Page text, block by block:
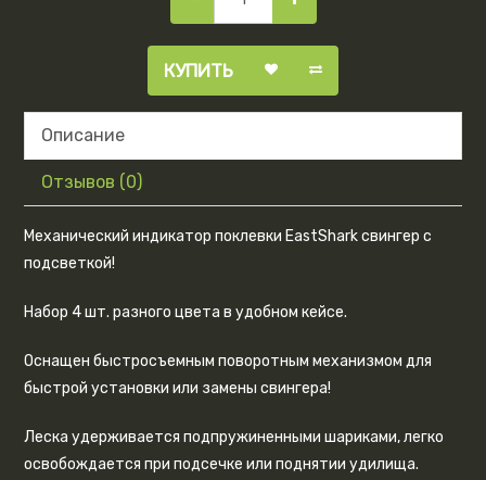
КУПИТЬ
Описание
Отзывов (0)
Механический индикатор поклевки EastShark свингер с
подсветкой!
Набор 4 шт. разного цвета в удобном кейсе.
Оснащен быстросъемным поворотным механизмом для
быстрой установки или замены свингера!
Леска удерживается подпружиненными шариками, легко
освобождается при подсечке или поднятии удилища.